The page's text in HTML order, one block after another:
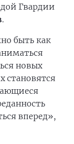
Гвардии
.
быть как
новых
становятся
вперед»,